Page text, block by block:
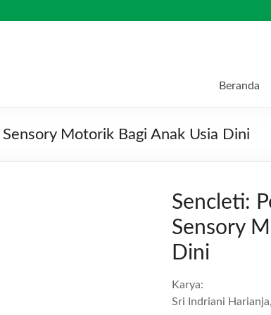
Beranda
Motorik Bagi Anak Usia Dini
Sencleti:
Sensory
Dini
Karya:
Sri Indriani